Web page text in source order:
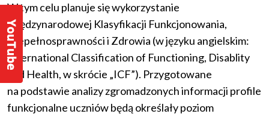
W tym celu planuje się wykorzystanie
Międzynarodowej Klasyfikacji Funkcjonowania,
Niepełnosprawności i Zdrowia (w języku angielskim:
International Classification of Functioning, Disablity
and Health, w skrócie „ICF”). Przygotowane
na podstawie analizy zgromadzonych informacji profile
funkcjonalne uczniów będą określały poziom